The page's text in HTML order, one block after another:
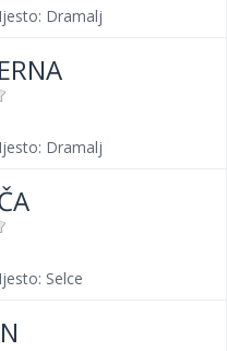
Dramalj
Dramalj
Selce